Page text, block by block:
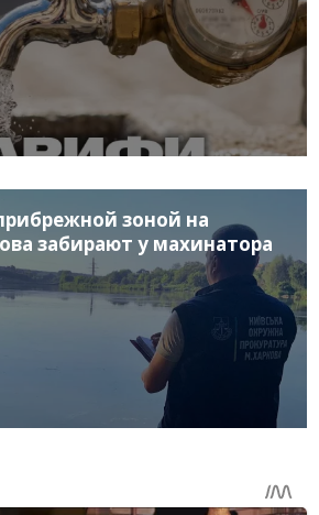
зоной на
забирают у махинатора